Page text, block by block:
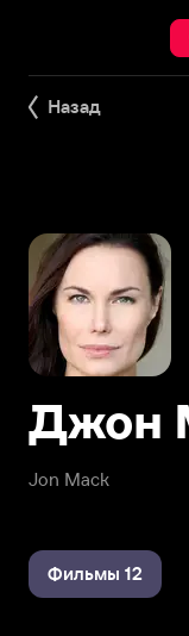
Назад
Jon Mack
Джон
Фильмы 12